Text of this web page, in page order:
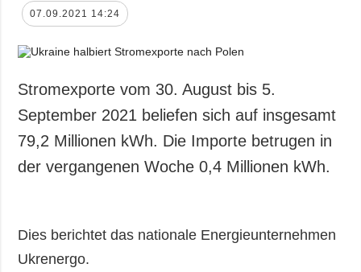
Krieg
der Ukraine
Politik
Wirtschaft
Militär
Gesellschaft und
Kultur
Kriminalität
Notstand und
services
Vertraulichkeit
und zum Schutz
personenbezogener
Daten
07.09.2021 14:24
Stromexporte vom 30. August bis 5.
September 2021 beliefen sich auf insgesamt
79,2 Millionen kWh. Die Importe betrugen in
der vergangenen Woche 0,4 Millionen kWh.
Dies berichtet das nationale Energieunternehmen
Ukrenergo.